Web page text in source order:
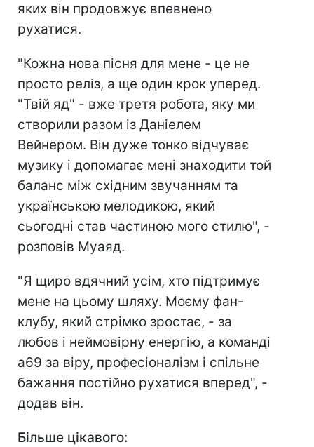
яких він продовжує впевнено
рухатися.
"Кожна нова пісня для мене - це не
просто реліз, а ще один крок уперед.
"Твій яд" - вже третя робота, яку ми
створили разом із Даніелем
Вейнером. Він дуже тонко відчуває
музику і допомагає мені знаходити той
баланс між східним звучанням та
українською мелодикою, який
сьогодні став частиною мого стилю", -
розповів Муаяд.
"Я щиро вдячний усім, хто підтримує
мене на цьому шляху. Моєму фан-
клубу, який стрімко зростає, - за
любов і неймовірну енергію, а команді
а69 за віру, професіоналізм і спільне
бажання постійно рухатися вперед", -
додав він.
Більше цікавого: